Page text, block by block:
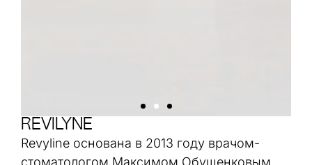
Revilyne
Revyline основана в 2013 году врачом-